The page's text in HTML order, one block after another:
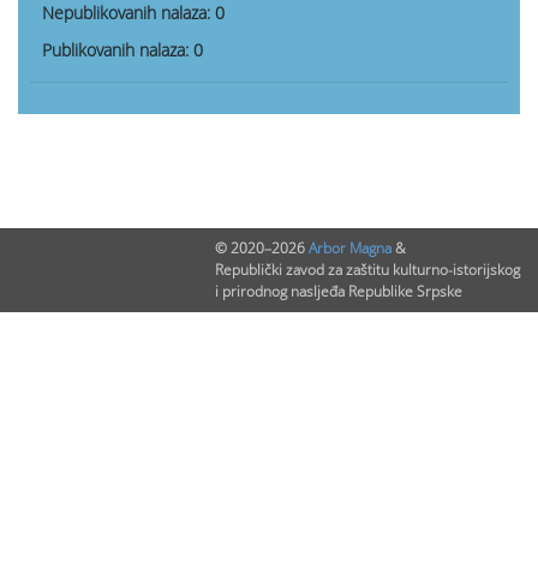
Nepublikovanih nalaza: 0
Publikovanih nalaza: 0
© 2020–2026Arbor Magna&
Republički zavod za zaštitu kulturno-istorijskog
i prirodnog nasljeđa Republike Srpske